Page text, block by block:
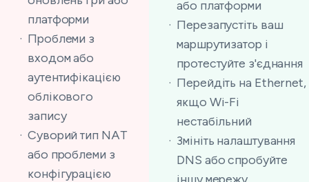
платформи
Проблеми з
входом або
аутентифікацією
облікового
запису
Суворий тип NAT
або проблеми з
конфігурацією
або платформи
Перезапустіть ваш
маршрутизатор і
протестуйте з'єднання
Перейдіть на Ethernet,
якщо Wi-Fi
нестабільний
Змініть налаштування
DNS або спробуйте